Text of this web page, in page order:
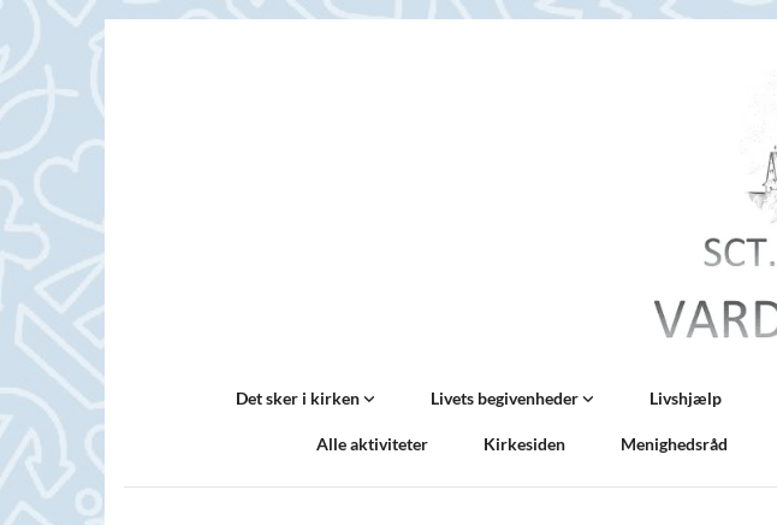
Det sker i kirken Livets begivenheder Livshjælp
Alle aktiviteter Kirkesiden Menighedsråd